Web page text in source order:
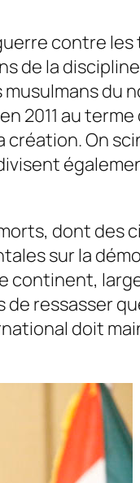
contre
de la
du
2011 au
On
dont des
sur la
continent,
de ressasser
doit